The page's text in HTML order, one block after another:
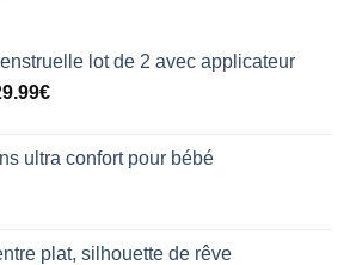
lot de 2 avec applicateur
:
€Le
est :
ultra confort pour bébé
plat, silhouette de rêve